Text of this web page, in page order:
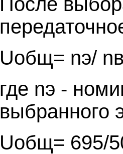
Uобщ= nэ/
где nэ -
выбранного
Uобщ= 695/